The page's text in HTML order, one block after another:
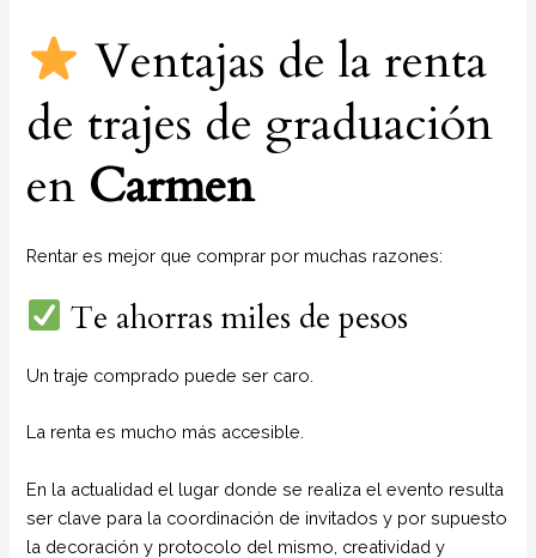
Ventajas de la renta
de trajes de graduación
en Carmen
Rentar es mejor que comprar por muchas razones:
Te ahorras miles de pesos
Un traje comprado puede ser caro.
La renta es mucho más accesible.
En la actualidad el lugar donde se realiza el evento resulta
ser clave para la coordinación de invitados y por supuesto
la decoración y protocolo del mismo, creatividad y